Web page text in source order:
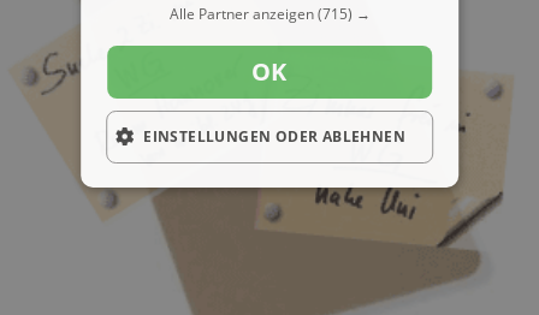
Alle Partner anzeigen(715) →
OK
EINSTELLUNGEN ODER ABLEHNEN